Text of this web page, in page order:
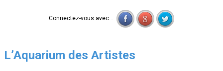
Connectez-vous avec...
L’Aquarium des Artistes